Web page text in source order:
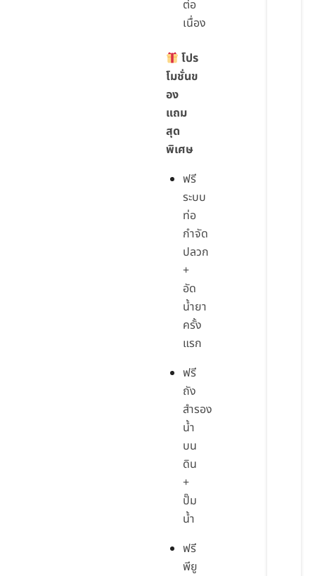
ต่อ
เนื่อง
โปร
โมชั่นข
อง
แถม
สุด
พิเศษ
ฟรี
ระบบ
ท่อ
กำจัด
ปลวก
+
อัด
น้ำยา
ครั้ง
แรก
ฟรี
ถัง
สำรอง
น้ำ
บน
ดิน
+
ปั๊ม
น้ำ
ฟรี
พียู